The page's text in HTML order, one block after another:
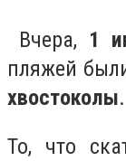
Вчера, 1
пляжей
хвостоколы.
То, что